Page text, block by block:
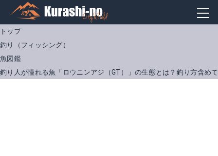
トップ
釣り（フィッシング）
魚図鑑
釣り人が憧れる魚「ロウニンアジ（GT）」の生態とは？釣り方含め